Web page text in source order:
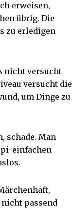
erweisen,
übrig. Die
zu erledigen
nicht versucht
versucht die
um Dinge zu
schade. Man
einfachen
passend